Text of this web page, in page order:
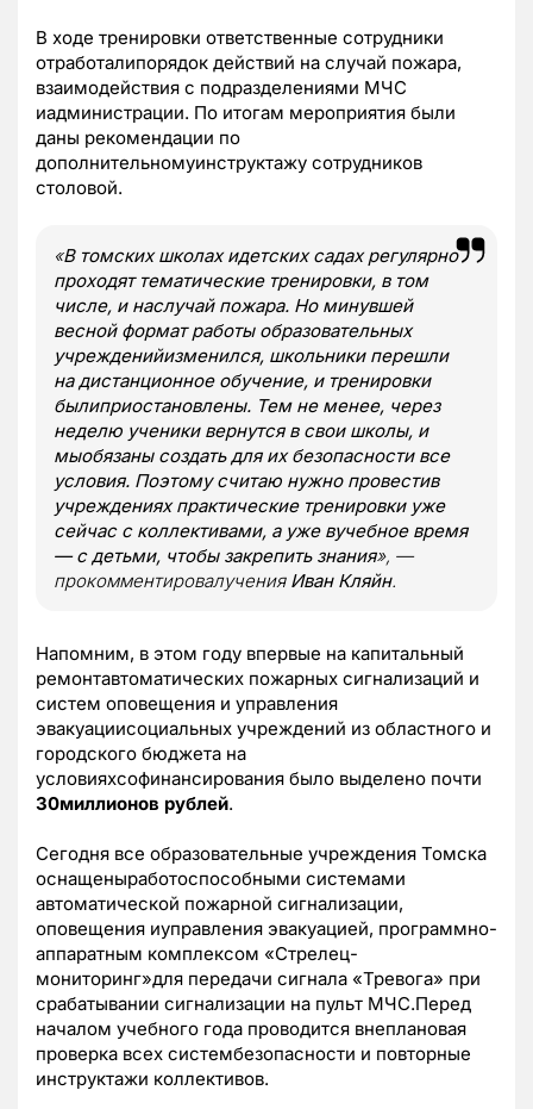
В ходе тренировки ответственные сотрудники
отработалипорядок действий на случай пожара,
взаимодействия с подразделениями МЧС
иадминистрации. По итогам мероприятия были
даны рекомендации по
дополнительномуинструктажу сотрудников
столовой.
«В томских школах идетских садах регулярно
проходят тематические тренировки, в том
числе, и наслучай пожара. Но минувшей
весной формат работы образовательных
учрежденийизменился, школьники перешли
на дистанционное обучение, и тренировки
былиприостановлены. Тем не менее, через
неделю ученики вернутся в свои школы, и
мыобязаны создать для их безопасности все
условия. Поэтому считаю нужно провестив
учреждениях практические тренировки уже
сейчас с коллективами, а уже вучебное время
— с детьми, чтобы закрепить знания», —
прокомментировалучения Иван Кляйн.
Напомним, в этом году впервые на капитальный
ремонтавтоматических пожарных сигнализаций и
систем оповещения и управления
эвакуациисоциальных учреждений из областного и
городского бюджета на
условияхсофинансирования было выделено почти
30миллионов рублей.
Сегодня все образовательные учреждения Томска
оснащеныработоспособными системами
автоматической пожарной сигнализации,
оповещения иуправления эвакуацией, программно-
аппаратным комплексом «Стрелец-
мониторинг»для передачи сигнала «Тревога» при
срабатывании сигнализации на пульт МЧС.Перед
началом учебного года проводится внеплановая
проверка всех систембезопасности и повторные
инструктажи коллективов.